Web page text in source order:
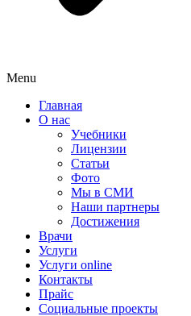
Menu
Главная
О нас
Учебники
Лицензии
Статьи
Фото
Мы в СМИ
Наши партнеры
Достижения
Врачи
Услуги
Услуги online
Контакты
Прайс
Социальные проекты